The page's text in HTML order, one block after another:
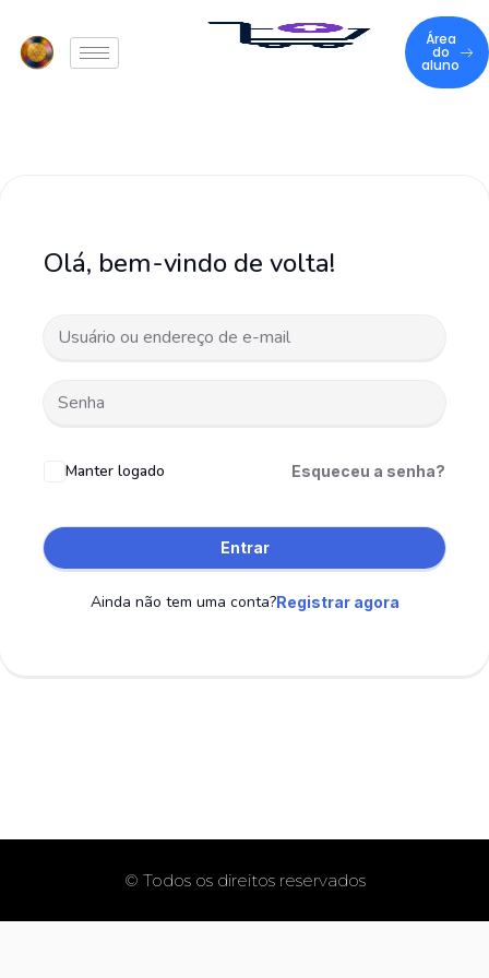
Área
do
aluno
Olá, bem-vindo de volta!
Manter logado Esqueceu a senha?
Entrar
Ainda não tem uma conta?Registrar agora
© Todos os direitos reservados